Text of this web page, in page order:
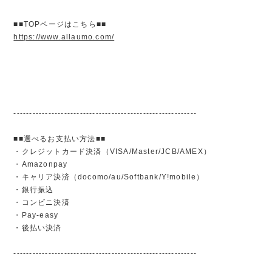
■■TOPページはこちら■■
https://www.allaumo.com/
----------------------------------------------------------
■■選べるお支払い方法■■
・クレジットカード決済（VISA/Master/JCB/AMEX）
・Amazonpay
・キャリア決済（docomo/au/Softbank/Y!mobile）
・銀行振込
・コンビニ決済
・Pay-easy
・後払い決済
----------------------------------------------------------